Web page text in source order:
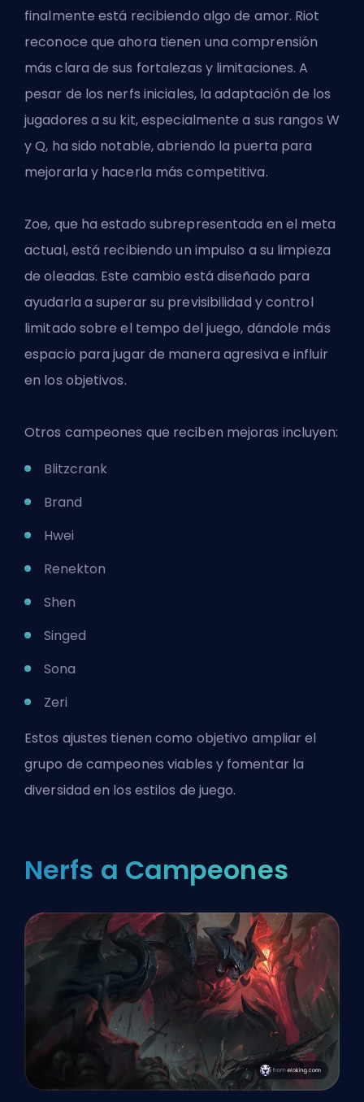
finalmente está recibiendo algo de amor. Riot
reconoce que ahora tienen una comprensión
más clara de sus fortalezas y limitaciones. A
pesar de los nerfs iniciales, la adaptación de los
jugadores a su kit, especialmente a sus rangos W
y Q, ha sido notable, abriendo la puerta para
mejorarla y hacerla más competitiva.
Zoe, que ha estado subrepresentada en el meta
actual, está recibiendo un impulso a su limpieza
de oleadas. Este cambio está diseñado para
ayudarla a superar su previsibilidad y control
limitado sobre el tempo del juego, dándole más
espacio para jugar de manera agresiva e influir
en los objetivos.
Otros campeones que reciben mejoras incluyen:
Blitzcrank
Brand
Hwei
Renekton
Shen
Singed
Sona
Zeri
Estos ajustes tienen como objetivo ampliar el
grupo de campeones viables y fomentar la
diversidad en los estilos de juego.
Nerfs a Campeones